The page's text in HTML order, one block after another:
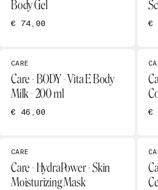
Body Gel
€ 74,00 €
CARE
Care - BODY - Vita E Body
Milk - 200 ml
€ 46,00 €
CARE
Care - HydraPower - Skin
Moisturizing Mask